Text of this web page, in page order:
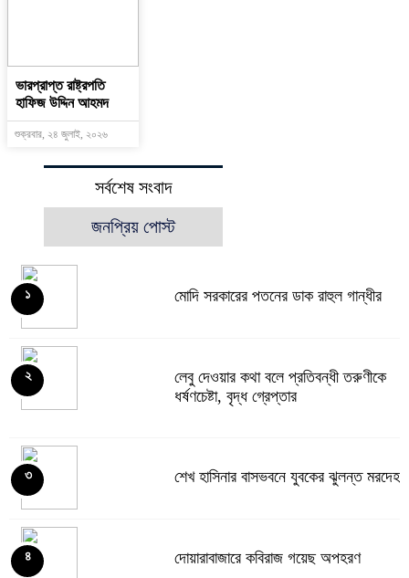
ভারপ্রাপ্ত রাষ্ট্রপতি
হাফিজ উদ্দিন আহমদ
শুক্রবার, ২৪ জুলাই, ২০২৬
সর্বশেষ সংবাদ
জনপ্রিয় পোস্ট
মোদি সরকারের পতনের ডাক রাহুল গান্ধীর
১
লেবু দেওয়ার কথা বলে প্রতিবন্ধী তরুণীকে
ধর্ষণচেষ্টা, বৃদ্ধ গ্রেপ্তার
২
শেখ হাসিনার বাসভবনে যুবকের ঝুলন্ত মরদেহ
৩
দোয়ারাবাজারে কবিরাজ গয়েছ অপহরণ
৪